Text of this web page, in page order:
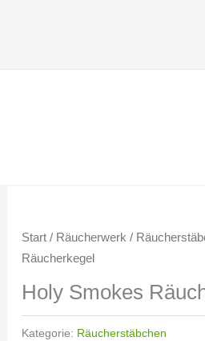
Start/ Räucherwerk /
Räucherkegel
Holy Smokes
Kategorie: Räucherstäbchen